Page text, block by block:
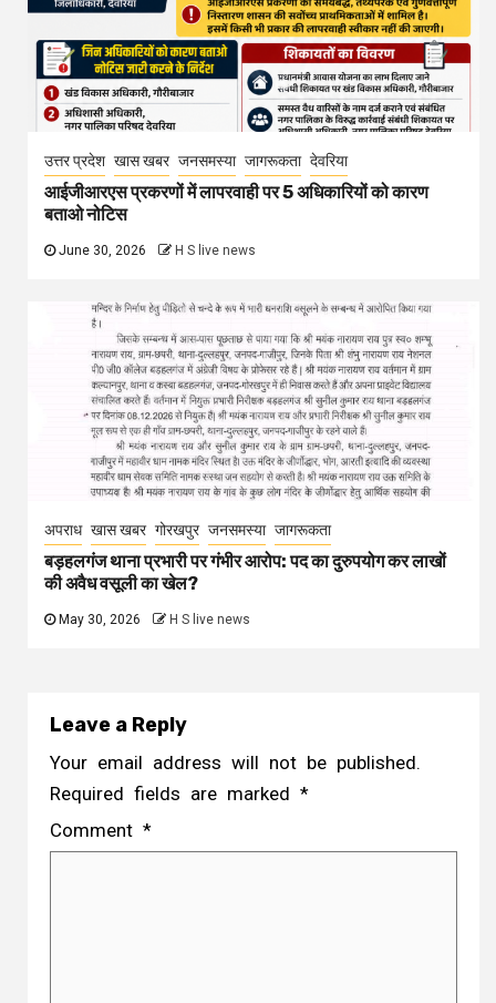
उत्तर प्रदेश खास खबर जनसमस्या जागरूकता देवरिया
आईजीआरएस प्रकरणों में लापरवाही पर 5 अधिकारियों को कारण
बताओ नोटिस
June 30, 2026 H S live news
अपराध खास खबर गोरखपुर जनसमस्या जागरूकता
बड़हलगंज थाना प्रभारी पर गंभीर आरोप: पद का दुरुपयोग कर लाखों
की अवैध वसूली का खेल?
May 30, 2026 H S live news
Leave a Reply
Your email address will not be published.
Required fields are marked *
Comment *